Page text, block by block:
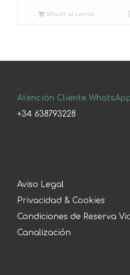
Añadir al carrito
Atención Cliente
+34 638793228
Aviso Legal
Privacidad & Cookies
Condiciones de Reserva
Canalización